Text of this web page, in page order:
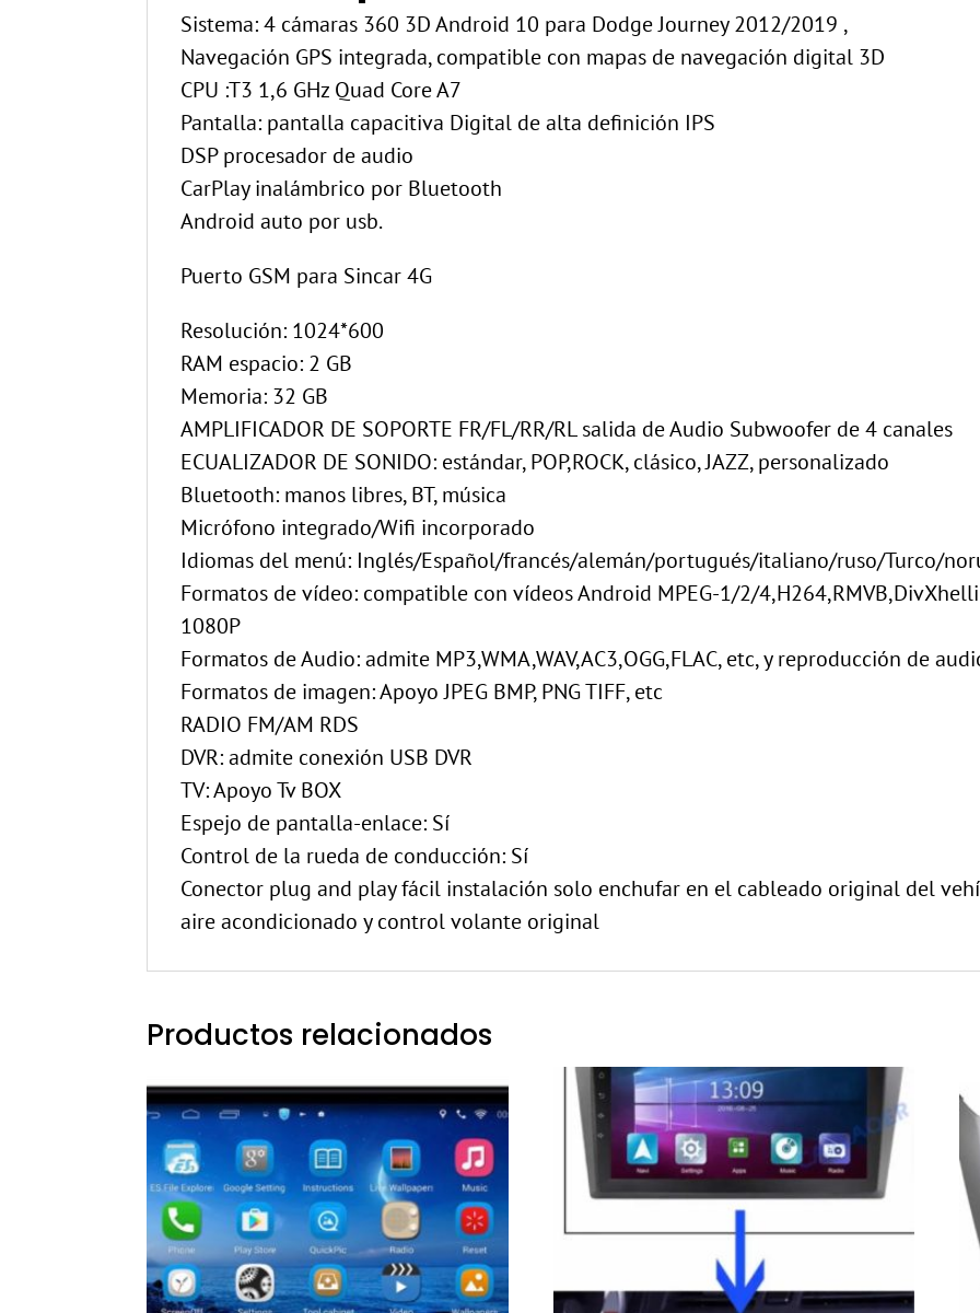
Sistema: 4 cámaras 360 3D Android 10 para Dodge Journey 2012/2019 ,
Navegación GPS integrada, compatible con mapas de navegación digital 3D
CPU :T3 1,6 GHz Quad Core A7
Pantalla: pantalla capacitiva Digital de alta definición IPS
DSP procesador de audio
CarPlay inalámbrico por Bluetooth
Android auto por usb.
Puerto GSM para Sincar 4G
Resolución: 1024*600
RAM espacio: 2 GB
Memoria: 32 GB
AMPLIFICADOR DE SOPORTE FR/FL/RR/RL salida de Audio Subwoofer de 4 canales
ECUALIZADOR DE SONIDO: estándar, POP,ROCK, clásico, JAZZ, personalizado
Bluetooth: manos libres, BT, música
Micrófono integrado/Wifi incorporado
Idiomas del menú: Inglés/Español/francés/alemán/portugués/italiano/ruso/Turco/
Formatos de vídeo: compatible con vídeos Android MPEG-1/2/
1080P
Formatos de Audio: admite MP3,WMA,WAV,AC3,OGG,FLAC, etc, y reproducción de
Formatos de imagen: Apoyo JPEG BMP, PNG TIFF, etc
RADIO FM/AM RDS
DVR: admite conexión USB DVR
TV: Apoyo Tv BOX
Espejo de pantalla-enlace: Sí
Control de la rueda de conducción: Sí
Conector plug and play fácil instalación solo enchufar en el cableado original del
aire acondicionado y control volante original
Productos relacionados